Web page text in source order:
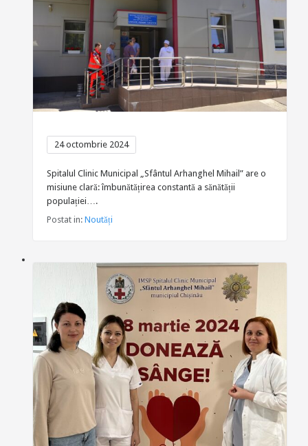
24 octombrie 2024
Spitalul Clinic Municipal „Sfântul Arhanghel Mihail” are o
misiune clară: îmbunătățirea constantă a sănătății
populației….
Postat in: Noutăți